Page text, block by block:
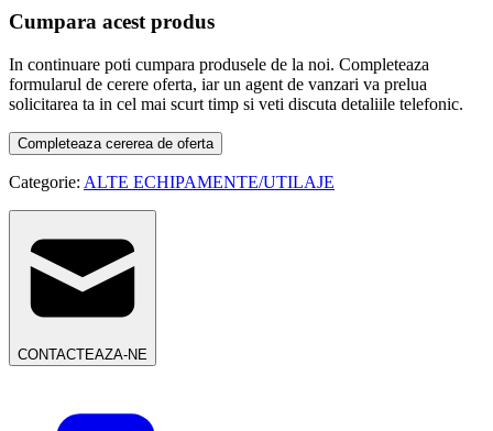
Cumpara acest produs
In continuare poti cumpara produsele de la noi. Completeaza
formularul de cerere oferta, iar un agent de vanzari va prelua
solicitarea ta in cel mai scurt timp si veti discuta detaliile telefonic.
Completeaza cererea de oferta
Categorie: ALTE ECHIPAMENTE/UTILAJE
CONTACTEAZA-NE